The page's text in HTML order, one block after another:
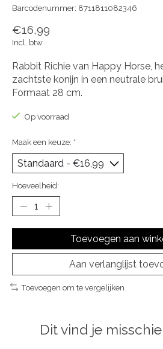
Barcodenummer: 8711811082346
€16,99
Incl. btw
Rabbit Richie van Happy Horse,
zachtste konijn in een neutrale
Formaat 28 cm.
Op voorraad
Maak een keuze: *
Hoeveelheid:
Toevoegen aan
Aan verlanglijst
Toevoegen om te vergelijken
Dit vind je